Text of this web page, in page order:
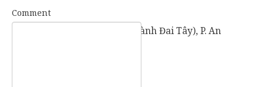
Comment
57 Vành Đai Tây (số cũ: 936 Vành Đai Tây), P. An